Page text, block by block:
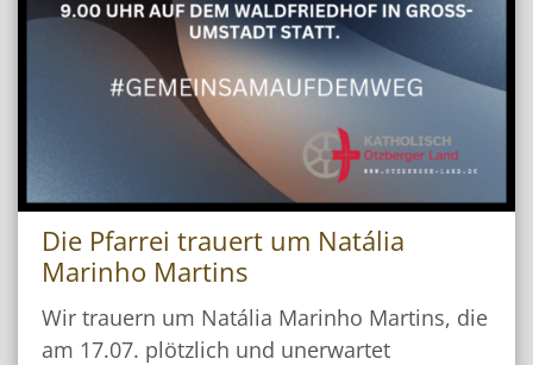
Die Pfarrei trauert um Natália
Marinho Martins
Wir trauern um Natália Marinho Martins, die
am 17.07. plötzlich und unerwartet